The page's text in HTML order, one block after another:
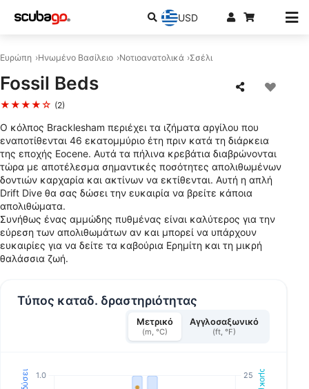
USD
Ευρώπη Ηνωμένο Βασίλειο Νοτιοανατολικά Σσέλι
Fossil Beds
★★★★☆ (2)
Ο κόλπος Bracklesham περιέχει τα ιζήματα αργίλου που
εναποτίθενται 46 εκατομμύριο έτη πριν κατά τη διάρκεια
της εποχής Eocene. Αυτά τα πήλινα κρεβάτια διαβρώνονται
τώρα με αποτέλεσμα σημαντικές ποσότητες απολιθωμένων
δοντιών καρχαρία και ακτίνων να εκτίθενται. Αυτή η απλή
Drift Dive θα σας δώσει την ευκαιρία να βρείτε κάποια
απολιθώματα.
Συνήθως ένας αμμώδης πυθμένας είναι καλύτερος για την
εύρεση των απολιθωμάτων αν και μπορεί να υπάρχουν
ευκαιρίες για να δείτε τα καβούρια Ερημίτη και τη μικρή
θαλάσσια ζωή.
Τύπος καταδ. δραστηριότητας
Μετρικό
(m, °C)
Αγγλοσαξωνικό
(ft, °F)